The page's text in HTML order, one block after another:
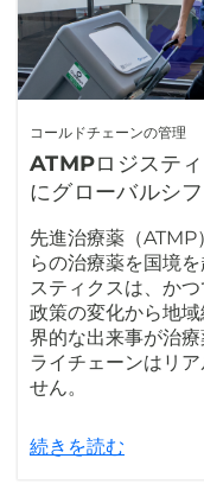
コールドチェーンの管理
ATMPロジステ
にグローバルシ
先進治療薬（
らの治療薬を国境
スティクスは、か
政策の変化から地
界的な出来事が治
ライチェーンはリ
せん。
続きを読む